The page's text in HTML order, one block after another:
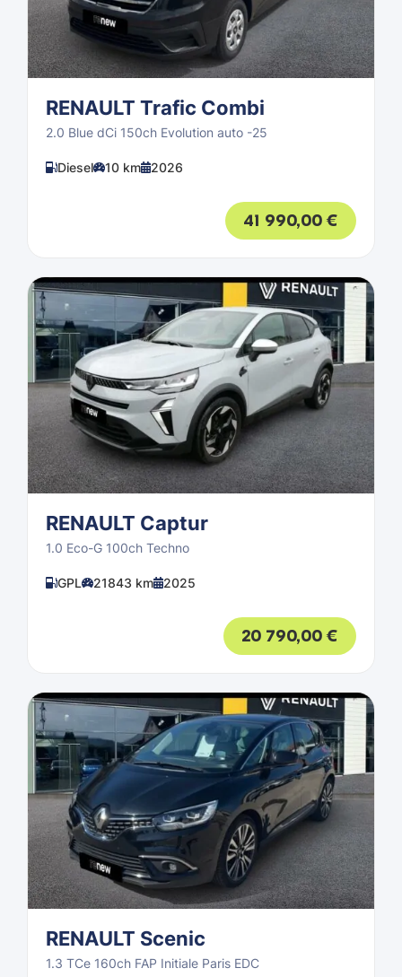
RENAULT Trafic Combi
2.0 Blue dCi 150ch Evolution auto -25
Diesel 10 km 2026
41 990,00€
RENAULT Captur
1.0 Eco-G 100ch Techno
GPL 21843 km 2025
20 790,00€
RENAULT Scenic
1.3 TCe 160ch FAP Initiale Paris EDC